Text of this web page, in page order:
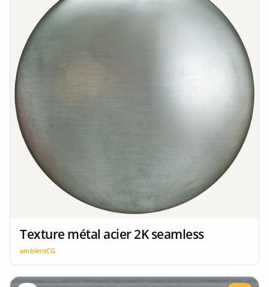
Texture métal acier 2K seamless
ambientCG